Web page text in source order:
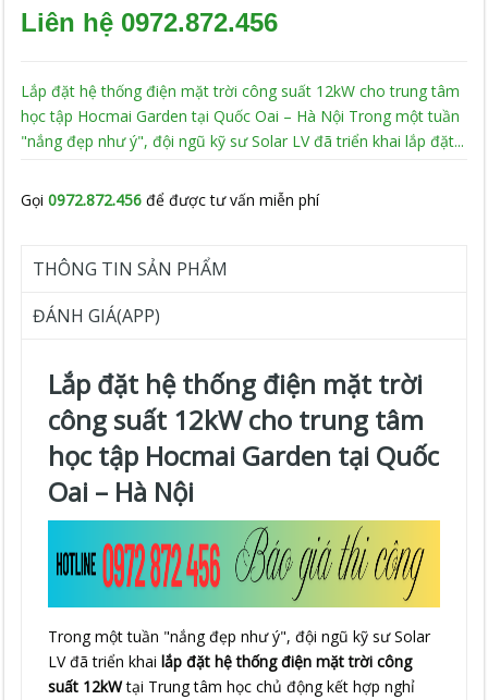
Liên hệ 0972.872.456
Lắp đặt hệ thống điện mặt trời công suất 12kW cho trung tâm
học tập Hocmai Garden tại Quốc Oai – Hà Nội Trong một tuần
"nắng đẹp như ý", đội ngũ kỹ sư Solar LV đã triển khai lắp đặt...
Gọi0972.872.456 để được tư vấn miễn phí
THÔNG TIN SẢN PHẨM
ĐÁNH GIÁ(APP)
Lắp đặt hệ thống điện mặt trời
công suất 12kW cho trung tâm
học tập Hocmai Garden tại Quốc
Oai – Hà Nội
Trong một tuần "nắng đẹp như ý", đội ngũ kỹ sư Solar
LV đã triển khailắp đặt hệ thống điện mặt trời công
suất 12kWtại Trung tâm học chủ động kết hợp nghỉ